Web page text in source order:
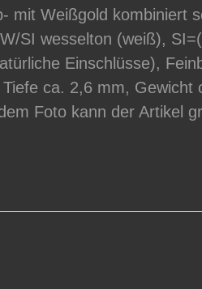
mit Weißgold kombiniert
SI wesselton (weiß),
Einschlüsse),
ca. 2,6 mm, Gewicht
Foto kann der Artikel